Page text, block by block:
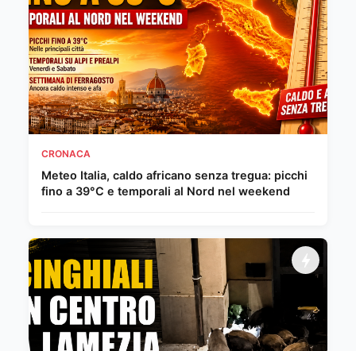
CRONACA
Meteo Italia, caldo africano senza tregua: picchi
fino a 39°C e temporali al Nord nel weekend